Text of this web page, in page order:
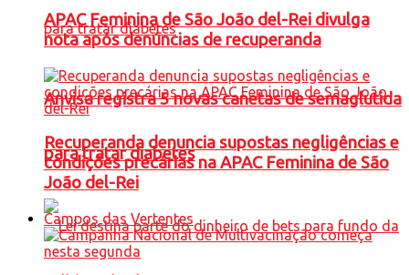
Anvisa registra 5 novas canetas de semaglutida
para tratar diabetes
APAC Feminina de São João del-Rei divulga
nota após denúncias de recuperanda
Recuperanda denuncia supostas negligências e
condições precárias na APAC Feminina de São
João del-Rei
Campos das Vertentes